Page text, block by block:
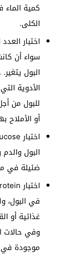
كمية
الكلى.
البول
الأدوية
للبول من
أو الأملاح
البول
ضئيلة في
في البول،
غذائية أو
وفي حالات
موجودة في